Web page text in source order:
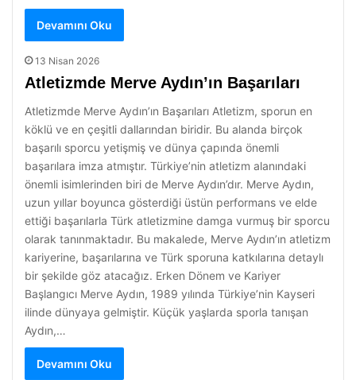
Devamını Oku
13 Nisan 2026
Atletizmde Merve Aydın’ın Başarıları
Atletizmde Merve Aydın’ın Başarıları Atletizm, sporun en
köklü ve en çeşitli dallarından biridir. Bu alanda birçok
başarılı sporcu yetişmiş ve dünya çapında önemli
başarılara imza atmıştır. Türkiye’nin atletizm alanındaki
önemli isimlerinden biri de Merve Aydın’dır. Merve Aydın,
uzun yıllar boyunca gösterdiği üstün performans ve elde
ettiği başarılarla Türk atletizmine damga vurmuş bir sporcu
olarak tanınmaktadır. Bu makalede, Merve Aydın’ın atletizm
kariyerine, başarılarına ve Türk sporuna katkılarına detaylı
bir şekilde göz atacağız. Erken Dönem ve Kariyer
Başlangıcı Merve Aydın, 1989 yılında Türkiye’nin Kayseri
ilinde dünyaya gelmiştir. Küçük yaşlarda sporla tanışan
Aydın,…
Devamını Oku